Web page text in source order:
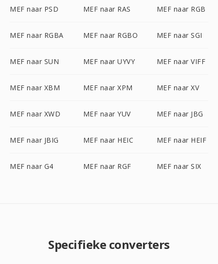
MEF naar PSD MEF naar RAS MEF naar RGB
MEF naar RGBA MEF naar RGBO MEF naar SGI
MEF naar SUN MEF naar UYVY MEF naar VIFF
MEF naar XBM MEF naar XPM MEF naar XV
MEF naar XWD MEF naar YUV MEF naar JBG
MEF naar JBIG MEF naar HEIC MEF naar HEIF
MEF naar G4 MEF naar RGF MEF naar SIX
Specifieke converters